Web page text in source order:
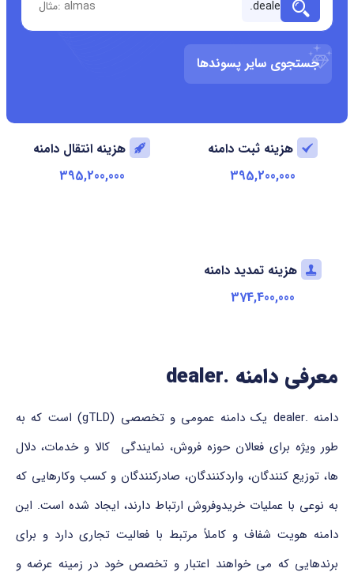
جستجوی سایر پسوندها
هزینه ثبت دامنه
395,200,000
هزینه انتقال دامنه
395,200,000
هزینه تمدید دامنه
374,400,000
معرفی دامنه .dealer
دامنه .dealer یک دامنه عمومی و تخصصی (gTLD) است که به
طور ویژه برای فعالان حوزه فروش، نمایندگی کالا و خدمات، دلال
ها، توزیع کنندگان، واردکنندگان، صادرکنندگان و کسب وکارهایی که
به نوعی با عملیات خریدوفروش ارتباط دارند، ایجاد شده است. این
دامنه هویت شفاف و کاملاً مرتبط با فعالیت تجاری دارد و برای
برندهایی که می خواهند اعتبار و تخصص خود در زمینه عرضه و